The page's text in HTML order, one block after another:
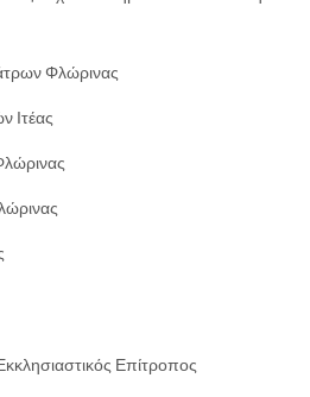
Φλώρινας
Ιτέας
Επίτροπος